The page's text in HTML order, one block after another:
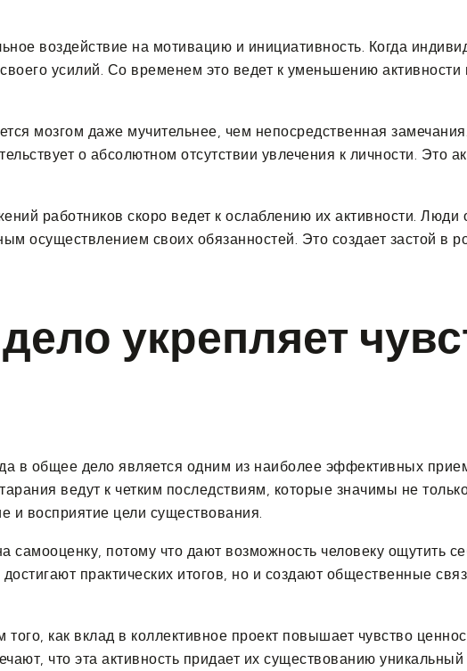
воздействие на мотивацию и инициативность. Когда
усилий. Со временем это ведет к уменьшению
мозгом даже мучительнее, чем непосредственная
о абсолютном отсутствии увлечения к личности. Это
работников скоро ведет к ослаблению их активности. Люди
осуществлением своих обязанностей. Это создает застой в
укрепляет
в общее дело является одним из наиболее эффективных
ведут к четким последствиям, которые значимы не
и восприятие цели существования.
потому что дают возможность человеку ощутить
практических итогов, но и создают общественные
как вклад в коллективное проект повышает чувство
что эта активность придает их существованию